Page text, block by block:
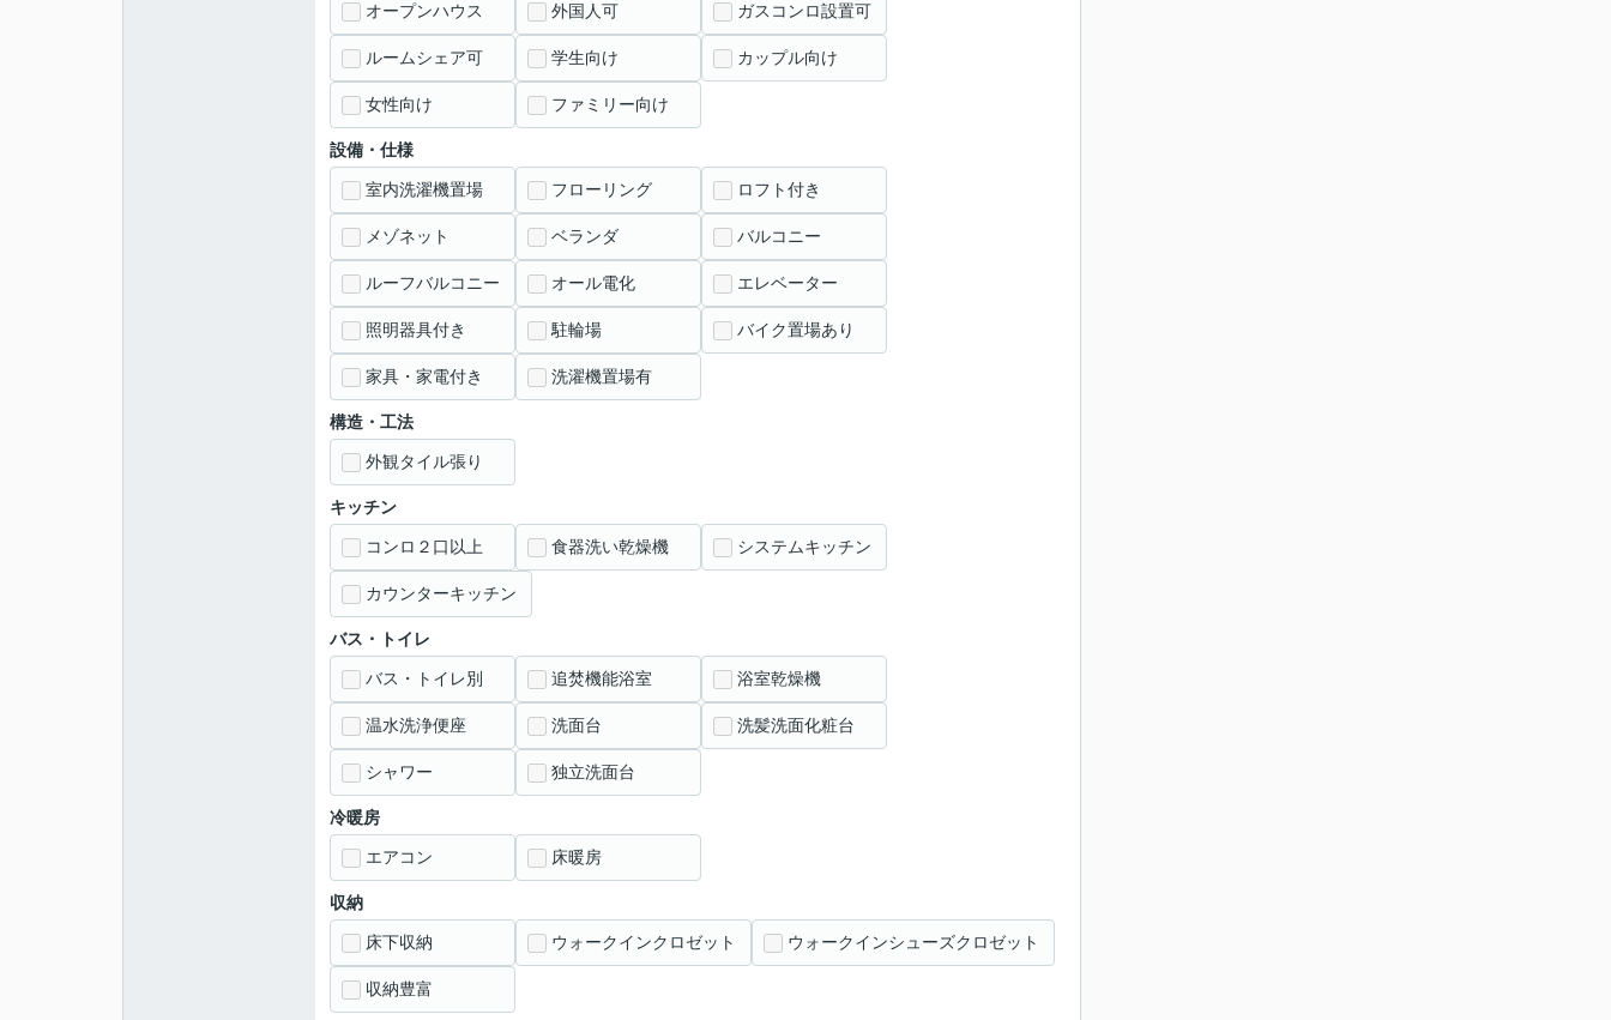
オープンハウス 外国人可 ガスコンロ設置可
ルームシェア可 学生向け カップル向け
女性向け ファミリー向け
設備・仕様
室内洗濯機置場 フローリング ロフト付き
メゾネット ベランダ バルコニー
ルーフバルコニー オール電化 エレベーター
照明器具付き 駐輪場 バイク置場あり
家具・家電付き 洗濯機置場有
構造・工法
外観タイル張り
キッチン
コンロ２口以上 食器洗い乾燥機 システムキッチン
カウンターキッチン
バス・トイレ
バス・トイレ別 追焚機能浴室 浴室乾燥機
温水洗浄便座 洗面台 洗髪洗面化粧台
シャワー 独立洗面台
冷暖房
エアコン 床暖房
収納
床下収納 ウォークインクロゼット ウォークインシューズクロゼット
収納豊富